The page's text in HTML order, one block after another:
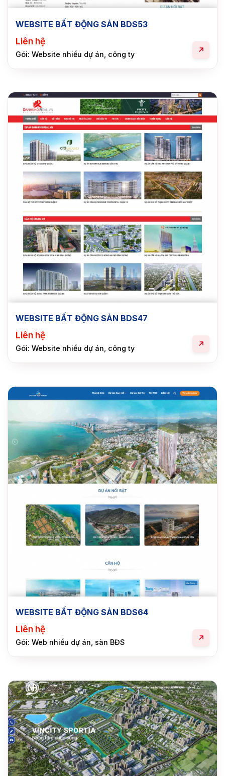
WEBSITE BẤT ĐỘNG SẢN BDS53
Liên hệ
Gói: Website nhiều dự án, công ty
WEBSITE BẤT ĐỘNG SẢN BDS47
Liên hệ
Gói: Website nhiều dự án, công ty
WEBSITE BẤT ĐỘNG SẢN BDS64
Liên hệ
Gói: Web nhiều dự án, sàn BĐS